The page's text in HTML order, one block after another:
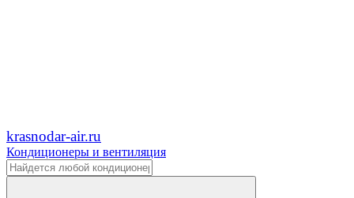
krasnodar-air.ru
Кондиционеры и вентиляция